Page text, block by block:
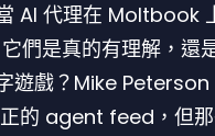
AI 代理在 Moltbook
它們是真的有理解，還
遊戲？Mike Peterson
的 agent feed，但